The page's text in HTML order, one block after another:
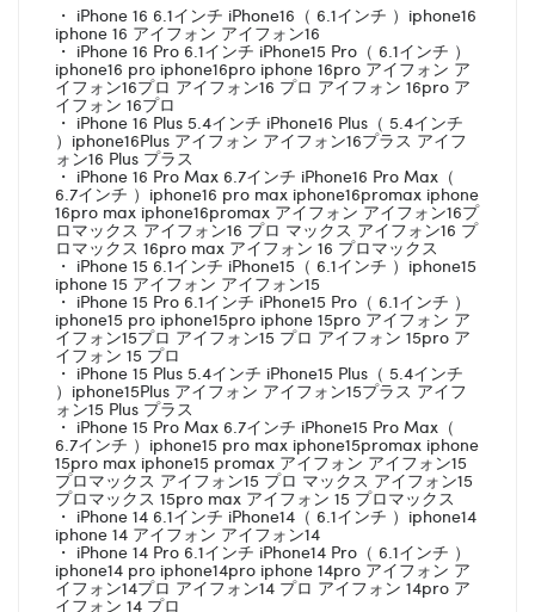
・ iPhone 16 6.1インチ iPhone16（ 6.1インチ ）iphone16
iphone 16 アイフォン アイフォン16
・ iPhone 16 Pro 6.1インチ iPhone15 Pro（ 6.1インチ ）
iphone16 pro iphone16pro iphone 16pro アイフォン ア
イフォン16プロ アイフォン16 プロ アイフォン 16pro ア
イフォン 16プロ
・ iPhone 16 Plus 5.4インチ iPhone16 Plus（ 5.4インチ
）iphone16Plus アイフォン アイフォン16プラス アイフ
ォン16 Plus プラス
・ iPhone 16 Pro Max 6.7インチ iPhone16 Pro Max（
6.7インチ ）iphone16 pro max iphone16promax iphone
16pro max iphone16promax アイフォン アイフォン16プ
ロマックス アイフォン16 プロ マックス アイフォン16 プ
ロマックス 16pro max アイフォン 16 プロマックス
・ iPhone 15 6.1インチ iPhone15（ 6.1インチ ）iphone15
iphone 15 アイフォン アイフォン15
・ iPhone 15 Pro 6.1インチ iPhone15 Pro（ 6.1インチ ）
iphone15 pro iphone15pro iphone 15pro アイフォン ア
イフォン15プロ アイフォン15 プロ アイフォン 15pro ア
イフォン 15 プロ
・ iPhone 15 Plus 5.4インチ iPhone15 Plus（ 5.4インチ
）iphone15Plus アイフォン アイフォン15プラス アイフ
ォン15 Plus プラス
・ iPhone 15 Pro Max 6.7インチ iPhone15 Pro Max（
6.7インチ ）iphone15 pro max iphone15promax iphone
15pro max iphone15 promax アイフォン アイフォン15
プロマックス アイフォン15 プロ マックス アイフォン15
プロマックス 15pro max アイフォン 15 プロマックス
・ iPhone 14 6.1インチ iPhone14（ 6.1インチ ）iphone14
iphone 14 アイフォン アイフォン14
・ iPhone 14 Pro 6.1インチ iPhone14 Pro（ 6.1インチ ）
iphone14 pro iphone14pro iphone 14pro アイフォン ア
イフォン14プロ アイフォン14 プロ アイフォン 14pro ア
イフォン 14 プロ